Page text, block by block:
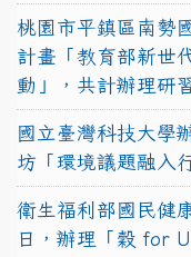
桃園市平鎮區南勢
計畫「教育部新世
動」，共計辦理研
國立臺灣科技大學
坊「環境議題融入
衛生福利部國民健
日，辦理「穀 for